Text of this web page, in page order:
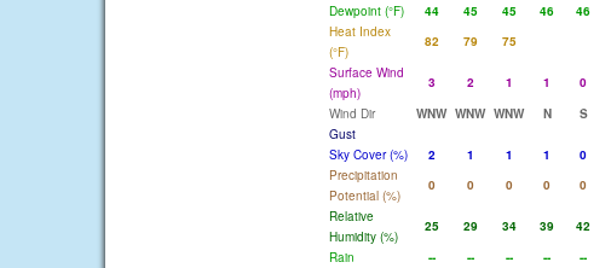
Dewpoint (°F)
44 45 45 46 46
Heat Index
(°F)
82 79 75
Surface Wind
(mph)
3 2 1 1 0
Wind Dir
WNW WNW WNW N S
Gust
Sky Cover (%)
2 1 1 1 0
Precipitation
Potential (%)
0 0 0 0 0
Relative
Humidity (%)
25 29 34 39 42
Rain
-- -- -- -- --